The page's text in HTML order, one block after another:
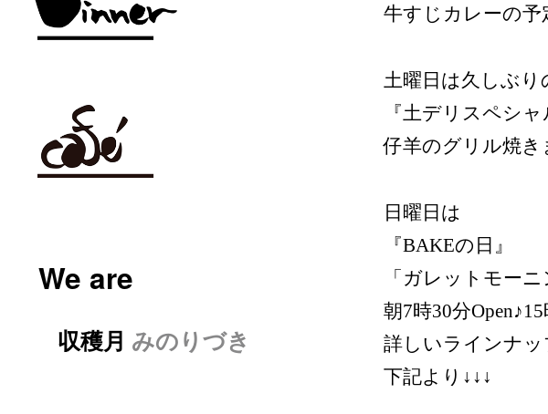
牛すじカレーの予
土曜日は久しぶり
『土デリスペシャ
仔羊のグリル焼き
日曜日は
『BAKEの日』
「ガレットモー
朝7時30分
詳しいラインナッ
下記より↓↓↓
We are
収穫月 みのりづき